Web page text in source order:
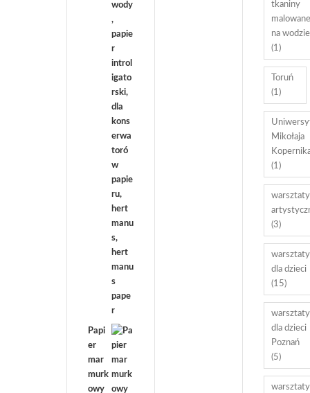
Papi
er
mar
murk
owy
tkaniny
malowane
na wodzie
(1)
Toruń
(1)
Mikołaja
(1)
warsztaty
(3)
warsztaty
dla dzieci
(15)
warsztaty
dla dzieci
Poznań
(5)
warsztaty